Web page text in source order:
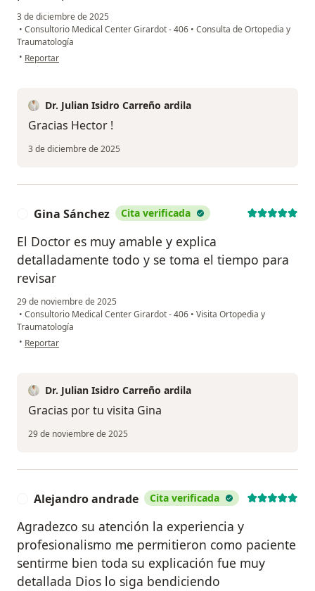
3 de diciembre de 2025
• Consultorio Medical Center Girardot - 406 • Consulta de Ortopedia y
Traumatología
• en opinión del usuario Héctor Castiblanco
Reportar
Dr. Julian Isidro Carreño ardila
Gracias Hector !
3 de diciembre de 2025
Gina Sánchez Cita verificada
El Doctor es muy amable y explica
detalladamente todo y se toma el tiempo para
revisar
29 de noviembre de 2025
• Consultorio Medical Center Girardot - 406 • Visita Ortopedia y
Traumatología
• en opinión del usuario Gina Sánchez
Reportar
Dr. Julian Isidro Carreño ardila
Gracias por tu visita Gina
29 de noviembre de 2025
Alejandro andrade Cita verificada
Agradezco su atención la experiencia y
profesionalismo me permitieron como paciente
sentirme bien toda su explicación fue muy
detallada Dios lo siga bendiciendo